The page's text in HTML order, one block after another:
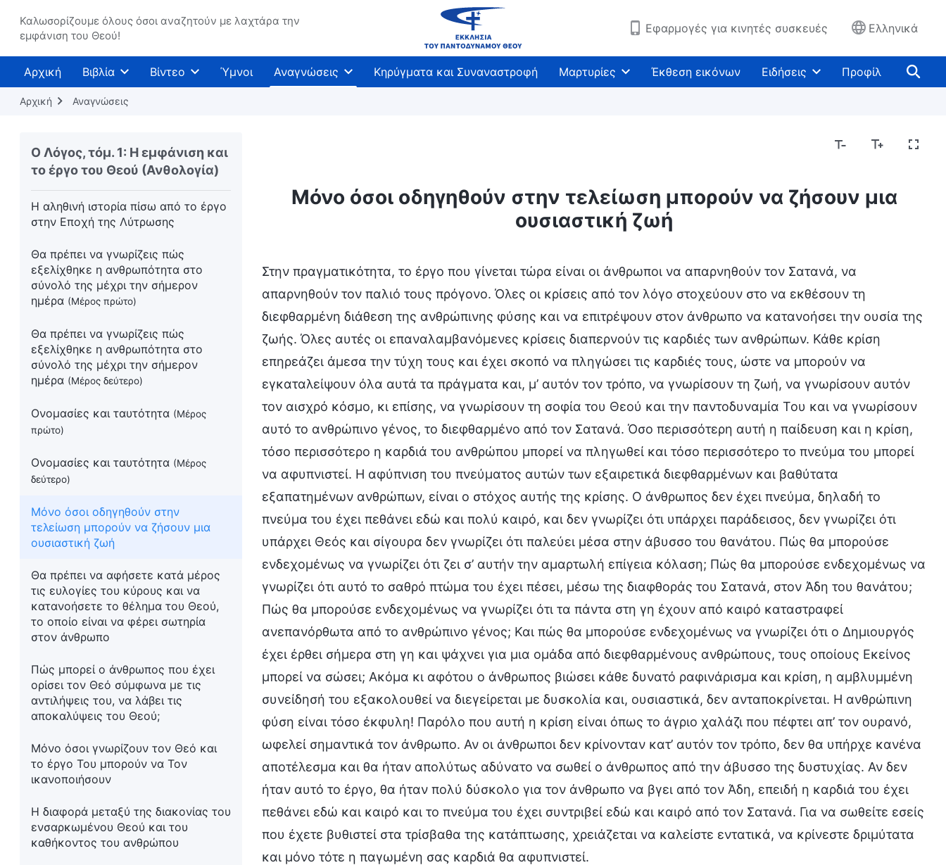
Καλωσορίζουμε όλους όσοι αναζητούν με λαχτάρα την
εμφάνιση του Θεού!
Εφαρμογές για κινητές συσκευές Ελληνικά
Αρχική Βιβλία Βίντεο Ύμνοι Αναγνώσεις Κηρύγματα και Συναναστροφή Μαρτυρίες Έκθεση εικόνων Ειδήσεις Προφίλ
Αρχική Αναγνώσεις
Ο Λόγος, τόμ. 1: Η εμφάνιση και
το έργο του Θεού (Ανθολογία)
Ο Σωτήρας έχει ήδη επιστρέψει
πάνω σε ένα «λευκό σύννεφο»
ευαγγελίου είναι επίσης το έργο της
σωτηρίας του ανθρώπου
Το έργο την Εποχή του Νόμου
Η αληθινή ιστορία πίσω από το έργο
στην Εποχή της Λύτρωσης
Θα πρέπει να γνωρίζεις πώς
εξελίχθηκε η ανθρωπότητα στο
σύνολό της μέχρι την σήμερον
ημέρα (Μέρος πρώτο)
Θα πρέπει να γνωρίζεις πώς
εξελίχθηκε η ανθρωπότητα στο
σύνολό της μέχρι την σήμερον
ημέρα (Μέρος δεύτερο)
Ονομασίες και ταυτότητα (Μέρος
πρώτο)
Ονομασίες και ταυτότητα (Μέρος
δεύτερο)
Μόνο όσοι οδηγηθούν στην
τελείωση μπορούν να ζήσουν μια
ουσιαστική ζωή
Θα πρέπει να αφήσετε κατά μέρος
τις ευλογίες του κύρους και να
κατανοήσετε το θέλημα του Θεού,
το οποίο είναι να φέρει σωτηρία
στον άνθρωπο
Πώς μπορεί ο άνθρωπος που έχει
ορίσει τον Θεό σύμφωνα με τις
αντιλήψεις του, να λάβει τις
αποκαλύψεις του Θεού;
Μόνο όσοι γνωρίζουν τον Θεό και
το έργο Του μπορούν να Τον
ικανοποιήσουν
Η διαφορά μεταξύ της διακονίας του
ενσαρκωμένου Θεού και του
καθήκοντος του ανθρώπου
Μόνο όσοι οδηγηθούν στην τελείωση μπορούν να ζήσουν μια
ουσιαστική ζωή
Στην πραγματικότητα, το έργο που γίνεται τώρα είναι οι άνθρωποι να απαρνηθούν τον Σατανά, να
απαρνηθούν τον παλιό τους πρόγονο. Όλες οι κρίσεις από τον λόγο στοχεύουν στο να εκθέσουν τη
διεφθαρμένη διάθεση της ανθρώπινης φύσης και να επιτρέψουν στον άνθρωπο να κατανοήσει την ουσία της
ζωής. Όλες αυτές οι επαναλαμβανόμενες κρίσεις διαπερνούν τις καρδιές των ανθρώπων. Κάθε κρίση
επηρεάζει άμεσα την τύχη τους και έχει σκοπό να πληγώσει τις καρδιές τους, ώστε να μπορούν να
εγκαταλείψουν όλα αυτά τα πράγματα και, μ’ αυτόν τον τρόπο, να γνωρίσουν τη ζωή, να γνωρίσουν αυτόν
τον αισχρό κόσμο, κι επίσης, να γνωρίσουν τη σοφία του Θεού και την παντοδυναμία Του και να γνωρίσουν
αυτό το ανθρώπινο γένος, το διεφθαρμένο από τον Σατανά. Όσο περισσότερη αυτή η παίδευση και η κρίση,
τόσο περισσότερο η καρδιά του ανθρώπου μπορεί να πληγωθεί και τόσο περισσότερο το πνεύμα του μπορεί
να αφυπνιστεί. Η αφύπνιση του πνεύματος αυτών των εξαιρετικά διεφθαρμένων και βαθύτατα
εξαπατημένων ανθρώπων, είναι ο στόχος αυτής της κρίσης. Ο άνθρωπος δεν έχει πνεύμα, δηλαδή το
πνεύμα του έχει πεθάνει εδώ και πολύ καιρό, και δεν γνωρίζει ότι υπάρχει παράδεισος, δεν γνωρίζει ότι
υπάρχει Θεός και σίγουρα δεν γνωρίζει ότι παλεύει μέσα στην άβυσσο του θανάτου. Πώς θα μπορούσε
ενδεχομένως να γνωρίζει ότι ζει σ’ αυτήν την αμαρτωλή επίγεια κόλαση; Πώς θα μπορούσε ενδεχομένως να
γνωρίζει ότι αυτό το σαθρό πτώμα του έχει πέσει, μέσω της διαφθοράς του Σατανά, στον Άδη του θανάτου;
Πώς θα μπορούσε ενδεχομένως να γνωρίζει ότι τα πάντα στη γη έχουν από καιρό καταστραφεί
ανεπανόρθωτα από το ανθρώπινο γένος; Και πώς θα μπορούσε ενδεχομένως να γνωρίζει ότι ο Δημιουργός
έχει έρθει σήμερα στη γη και ψάχνει για μια ομάδα από διεφθαρμένους ανθρώπους, τους οποίους Εκείνος
μπορεί να σώσει; Ακόμα κι αφότου ο άνθρωπος βιώσει κάθε δυνατό ραφινάρισμα και κρίση, η αμβλυμμένη
συνείδησή του εξακολουθεί να διεγείρεται με δυσκολία και, ουσιαστικά, δεν ανταποκρίνεται. Η ανθρώπινη
φύση είναι τόσο έκφυλη! Παρόλο που αυτή η κρίση είναι όπως το άγριο χαλάζι που πέφτει απ’ τον ουρανό,
ωφελεί σημαντικά τον άνθρωπο. Αν οι άνθρωποι δεν κρίνονταν κατ’ αυτόν τον τρόπο, δεν θα υπήρχε κανένα
αποτέλεσμα και θα ήταν απολύτως αδύνατο να σωθεί ο άνθρωπος από την άβυσσο της δυστυχίας. Αν δεν
ήταν αυτό το έργο, θα ήταν πολύ δύσκολο για τον άνθρωπο να βγει από τον Άδη, επειδή η καρδιά του έχει
πεθάνει εδώ και καιρό και το πνεύμα του έχει συντριβεί εδώ και καιρό από τον Σατανά. Για να σωθείτε εσείς
που έχετε βυθιστεί στα τρίσβαθα της κατάπτωσης, χρειάζεται να καλείστε εντατικά, να κρίνεστε δριμύτατα
και μόνο τότε η παγωμένη σας καρδιά θα αφυπνιστεί.